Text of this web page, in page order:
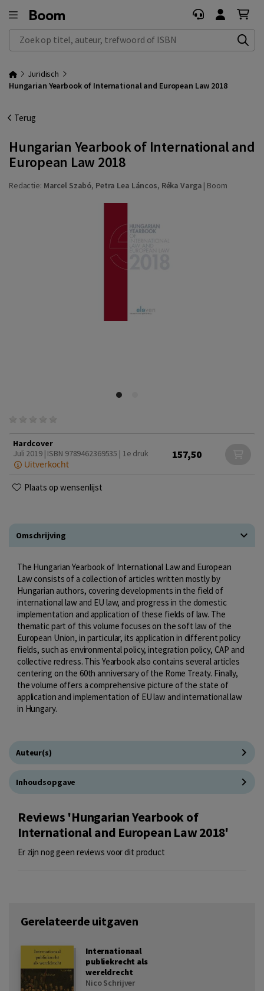
Zoek op titel, auteur, trefwoord of ISBN
Juridisch
Hungarian Yearbook of International and European Law 2018
Terug
Hungarian Yearbook of International and
European Law 2018
Redactie: Marcel Szabó, Petra Lea Láncos, Réka Varga | Boom
Hardcover
Juli 2019 | ISBN 9789462369535 | 1e druk
Uitverkocht
157,50
Plaats op wensenlijst
Omschrijving
The Hungarian Yearbook of International Law and European
Law consists of a collection of articles written mostly by
Hungarian authors, covering developments in the field of
international law and EU law, and progress in the domestic
implementation and application of these fields of law. The
thematic part of this volume focuses on the soft law of the
European Union, in particular, its application in different policy
fields, such as environmental policy, integration policy, CAP and
collective redress. This Yearbook also contains several articles
centering on the 60th anniversary of the Rome Treaty. Finally,
the volume offers a comprehensive picture of the state of
application and implementation of EU law and international law
in Hungary.
Auteur(s)
Inhoudsopgave
Reviews 'Hungarian Yearbook of
International and European Law 2018'
Er zijn nog geen reviews voor dit product
Gerelateerde uitgaven
Internationaal
publiekrecht als
wereldrecht
Nico Schrijver